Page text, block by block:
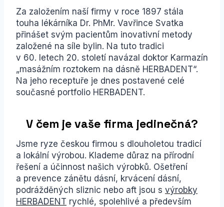
Za založením naší firmy v roce 1897 stála
touha lékárníka Dr. PhMr. Vavřince Svatka
přinášet svým pacientům inovativní metody
založené na síle bylin. Na tuto tradici
v 60. letech 20. století navázal doktor Karmazín
„masážním roztokem na dásně HERBADENT“.
Na jeho receptuře je dnes postavené celé
současné portfolio HERBADENT.
V čem je vaše firma jedinečná?
Jsme ryze českou firmou s dlouholetou tradicí
a lokální výrobou. Klademe důraz na přírodní
řešení a účinnost našich výrobků. Ošetření
a prevence zánětu dásní, krvácení dásní,
podrážděných sliznic nebo aft jsou s výrobky
HERBADENT rychlé, spolehlivé a především